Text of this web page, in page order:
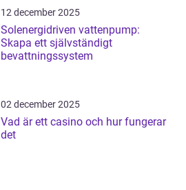
12 december 2025
Solenergidriven vattenpump:
Skapa ett självständigt
bevattningssystem
02 december 2025
Vad är ett casino och hur fungerar
det